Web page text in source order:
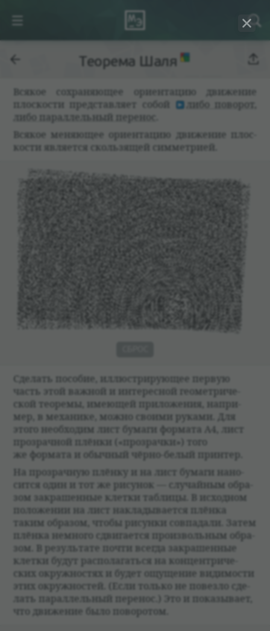
Теорема Шаля
Вся­кое сохра­няющее ори­ен­тацию движе­ние
плос­ко­сти пред­став­ляет собой
либо пово­рот,
либо парал­лель­ный пере­нос
Вся­кое меняющее ори­ен­тацию движе­ние плос­
ко­сти явля­ется сколь­зящей симмет­рией.
Сде­лать посо­бие, иллю­стри­рующее первую
часть этой важ­ной и инте­рес­ной геомет­ри­че­
ской тео­ремы, имеющей при­ложе­ния, напри­
мер, в меха­нике, можно сво­ими руками. Для
этого необ­хо­дим лист бумаги формата А4, лист
про­зрач­ной плёнки («про­зрачки») того
же формата и обыч­ный чёрно-белый прин­тер.
На про­зрач­ную плёнку и на лист бумаги нано­
сится один и тот же рису­нок — слу­чай­ным обра­
зом закрашен­ные клетки таб­лицы. В исход­ном
положе­нии на лист накла­ды­ва­ется плёнка
таким обра­зом, чтобы рисунки совпа­дали. Затем
плёнка немного сдвига­ется про­из­воль­ным обра­
зом. В результате почти все­гда закрашен­ные
клетки будут рас­по­лагаться на концен­три­че­
ских окруж­но­стях и будет ощуще­ние видимо­сти
этих окруж­но­стей. (Если только не повезло сде­
лать парал­лель­ный пере­нос.) Это и пока­зы­вает,
что движе­ние было пово­ро­том.